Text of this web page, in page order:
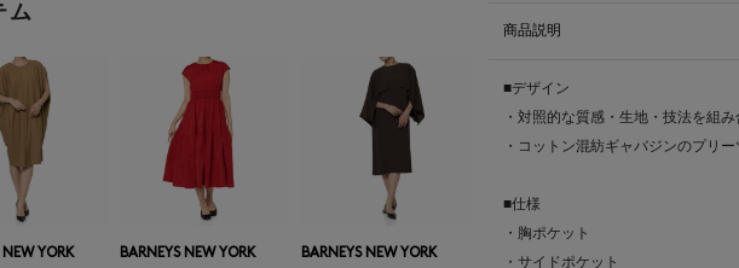
ム
NEW YORK BARNEYS NEW YORK BARNEYS NEW YORK
商品説明
■デザイン
・対照的な質感・生地・技法を組
・コットン混紡ギャバジンのプリ
■仕様
・胸ポケット
・サイドポケット